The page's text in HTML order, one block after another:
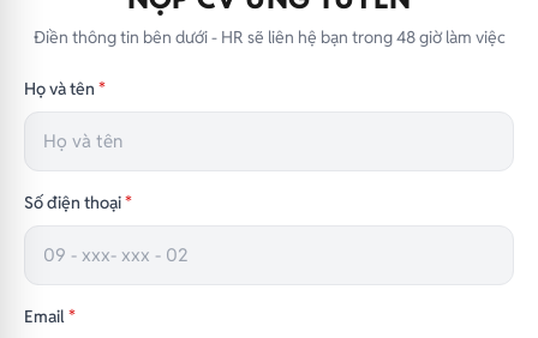
Điền thông tin bên dưới - HR sẽ liên hệ bạn trong 48 giờ làm việc
Họ và tên *
Số điện thoại*
Email*